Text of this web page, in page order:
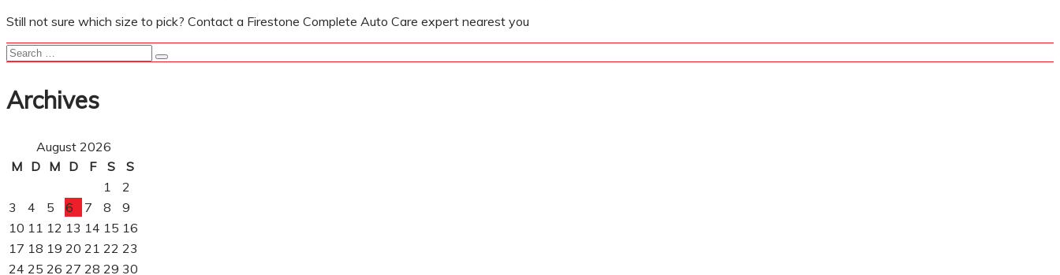
Still not sure which size to pick? Contact a Firestone Complete Auto Care expert nearest you
Archives
August 2026
M D M D F S
S
1
2
3
4 5 6 7 8
9
10 11 12 13 14 15 16
17 18 19 20 21 22 23
24 25 26 27 28 29 30